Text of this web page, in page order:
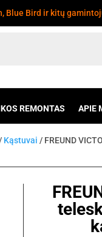
Blue Bird ir kitų
REMONTAS APIE
/ Kąstuvai / FREUND